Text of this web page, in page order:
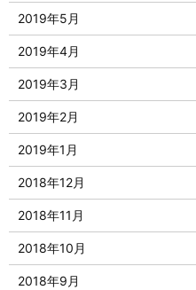
2019年5月
2019年4月
2019年3月
2019年2月
2019年1月
2018年12月
2018年11月
2018年10月
2018年9月